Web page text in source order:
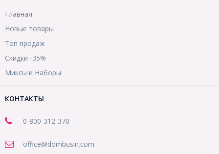
Главная
Новые товары
Топ продаж
Скидки -35%
Миксы и Наборы
КОНТАКТЫ
0-800-312-370
office@dombusin.com